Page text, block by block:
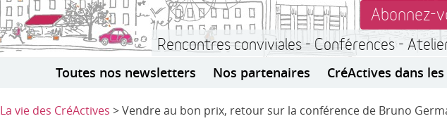
Abonnez-
Rencontres conviviales - Conférences -
Toutes nos newsletters Nos partenaires CréActives dans
La vie des CréActives > Vendre au bon prix, retour sur la conférence de Bruno